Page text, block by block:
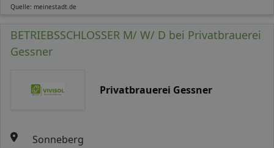
Quelle: meinestadt.de
BETRIEBSSCHLOSSER M/ W/ D bei Privatbrauerei
Gessner
Privatbrauerei Gessner
Sonneberg